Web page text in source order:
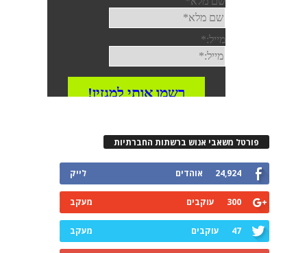
פורטל משאבי אנוש ברשתות החברתיות
24,924 אוהדים לייק
300 עוקבים מעקב
47 עוקבים מעקב